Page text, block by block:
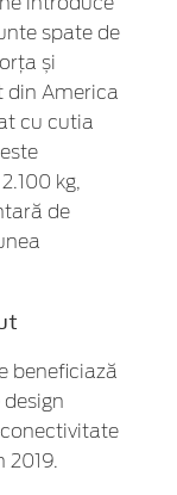
spate de
și
din America
cu cutia
kg,
de
beneficiază
2019.